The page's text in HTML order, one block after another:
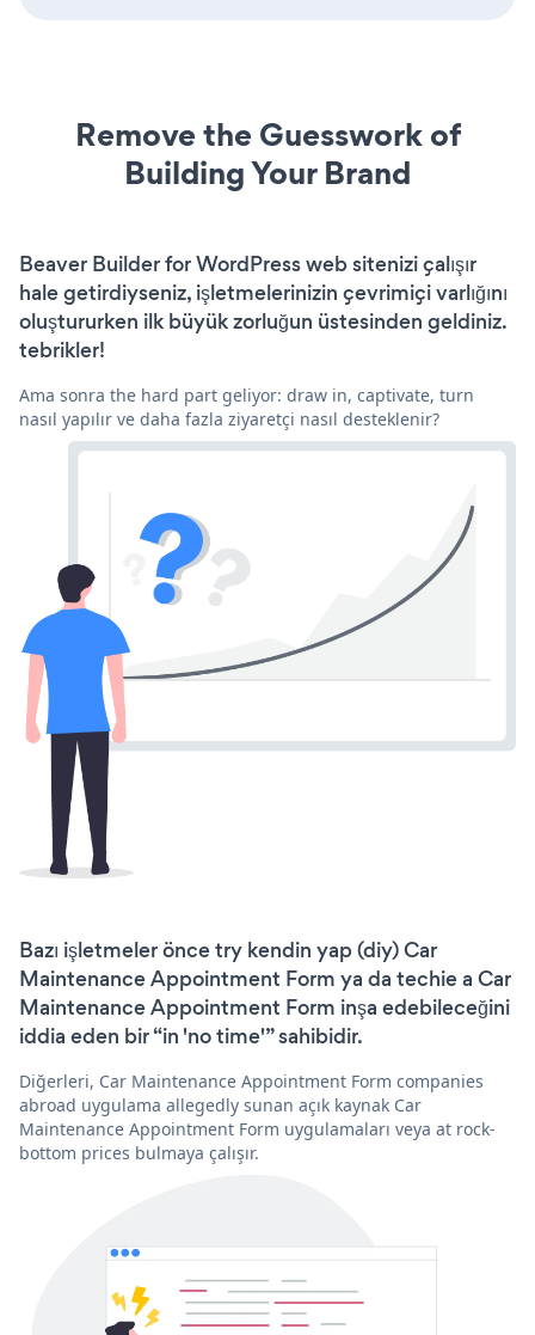
Remove the Guesswork of
Building Your Brand
Beaver Builder for WordPress web sitenizi çalışır
hale getirdiyseniz, işletmelerinizin çevrimiçi varlığını
oluştururken ilk büyük zorluğun üstesinden geldiniz.
tebrikler!
Ama sonra the hard part geliyor: draw in, captivate, turn
nasıl yapılır ve daha fazla ziyaretçi nasıl desteklenir?
Bazı işletmeler önce try kendin yap (diy) Car
Maintenance Appointment Form ya da techie a Car
Maintenance Appointment Form inşa edebileceğini
iddia eden bir “in 'no time'” sahibidir.
Diğerleri, Car Maintenance Appointment Form companies
abroad uygulama allegedly sunan açık kaynak Car
Maintenance Appointment Form uygulamaları veya at rock-
bottom prices bulmaya çalışır.